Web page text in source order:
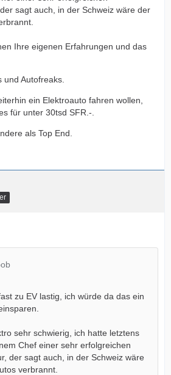
sagt auch, in der Schweiz wäre der
Ihre eigenen Erfahrungen und das
Autofreaks.
ein Elektroauto fahren wollen,
für unter 30tsd SFR.-.
als Top End.
zu EV lastig, ich würde da das ein
sehr schwierig, ich hatte letztens
Chef einer sehr erfolgreichen
der sagt auch, in der Schweiz wäre
verbrannt.